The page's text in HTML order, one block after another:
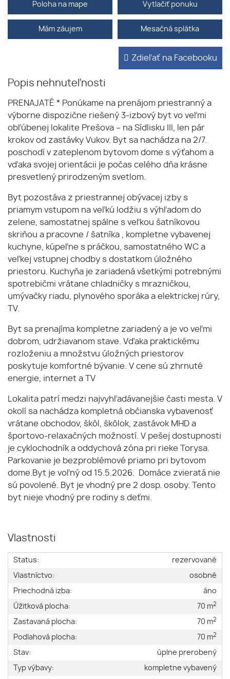
Poloha na mape Vytlačiť ponuku
Mám záujem Mesačná splátka
Popis nehnuteľnosti
Zdieľať na Facebooku
PRENAJATÉ * Ponúkame na prenájom priestranný a
výborne dispozične riešený 3-izbový byt vo veľmi
obľúbenej lokalite Prešova – na Sídlisku III, len pár
krokov od zastávky Vukov. Byt sa nachádza na 2/7.
poschodí v zateplenom bytovom dome s výťahom a
vďaka svojej orientácii je počas celého dňa krásne
presvetlený prirodzeným svetlom.
Byt pozostáva z priestrannej obývacej izby s
priamym vstupom na veľkú lodžiu s výhľadom do
zelene, samostatnej spálne s veľkou šatníkovou
skriňou a pracovne / šatníka , kompletne vybavenej
kuchyne, kúpeľne s práčkou, samostatného WC a
veľkej vstupnej chodby s dostatkom úložného
priestoru. Kuchyňa je zariadená všetkými potrebnými
spotrebičmi vrátane chladničky s mrazničkou,
umývačky riadu, plynového sporáka a elektrickej rúry,
TV.
Byt sa prenajíma kompletne zariadený a je vo veľmi
dobrom, udržiavanom stave. Vďaka praktickému
rozloženiu a množstvu úložných priestorov
poskytuje komfortné bývanie. V cene sú zhrnuté
energie, internet a TV
Lokalita patrí medzi najvyhľadávanejšie časti mesta. V
okolí sa nachádza kompletná občianska vybavenosť
vrátane obchodov, škôl, škôlok, zastávok MHD a
športovo-relaxačných možností. V pešej dostupnosti
je cyklochodník a oddychová zóna pri rieke Torysa.
Parkovanie je bezproblémové priamo pri bytovom
dome.Byt je voľný od 15.5.2026. Domáce zvieratá nie
sú povolené. Byt je vhodný pre 2 dosp. osoby. Tento
byt nieje vhodný pre rodiny s deťmi.
Vlastnosti
Status:
rezervované
Vlastníctvo:
osobné
Priechodná izba:
áno
Úžitková plocha:
70 m2
Zastavaná plocha: 70 m2
Podlahová plocha: 70 m2
Stav:
úplne prerobený
Typ výbavy:
kompletne vybavený